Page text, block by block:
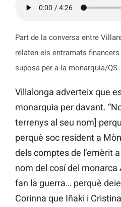
Part de la conversa entre
relaten els entramats
suposa per a la monarquia/QS
Villalonga adverteix que
monarquia per davant.
terrenys al seu nom]
perquè soc resident a
dels comptes de l’emèrit
nom del cosí del monarca
fan la guerra… perquè
Corinna que Iñaki i